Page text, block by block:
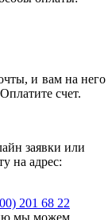
и вам на него
счет.
заявки или
на адрес:
201 68 22
мы можем